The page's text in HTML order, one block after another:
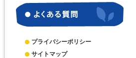
プライバシーポリシー
サイトマップ